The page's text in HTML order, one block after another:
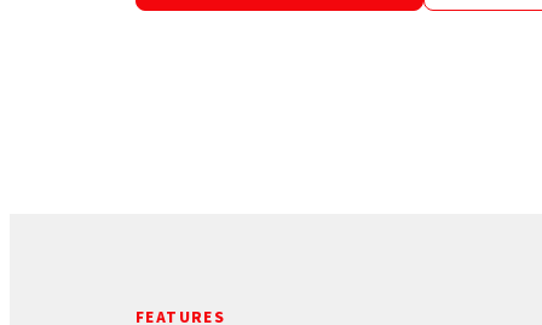
FEATURES